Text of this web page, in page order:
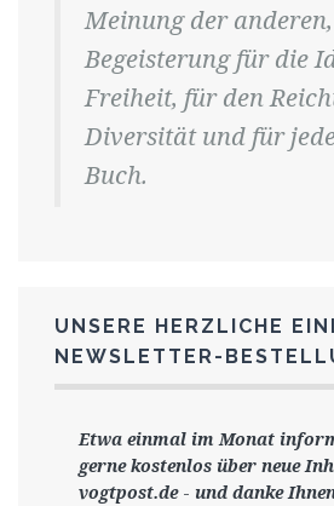
Meinung der
Begeisterung für die
Freiheit, für den
Diversität und für
Buch.
UNSERE HERZLICHE
NEWSLETTER-
Etwa einmal im Monat
gernekostenlos über neue
vogtpost.de- und danke